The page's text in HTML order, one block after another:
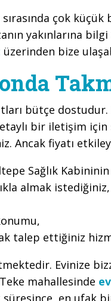
çok
yakınlarına
üzerinden bize
bütçe
bir iletişim için
Ancak fiyatı
Sağlık
almak istediğiniz,
talep ettiğiniz
Evinize
mahallesinde
süresince, en ufak